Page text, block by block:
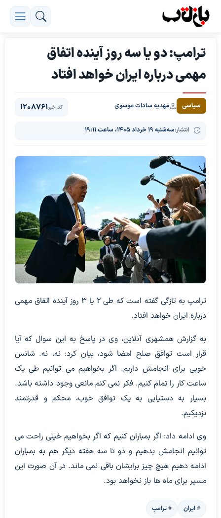
ترامپ: دو یا سه روز آینده اتفاق
مهمی درباره ایران خواهد افتاد
سیاسی مهدیه سادات موسوی
انتشار:سه‌شنبه ۱۹ خرداد ۱۴۰۵، ساعت ۱۹:۱۱
کد خبر1208761
ترامپ به تازگی گفته است که طی ۲ یا ۳ روز آینده اتفاق مهمی
درباره ایران خواهد افتاد.
به گزارش همشهری آنلاین، وی در پاسخ به این سوال که آیا
قرار است توافق صلح امضا شود، بیان کرد: نه، نه. شانس
خوبی برای انجامش داریم. اگر بخواهیم می توانیم طی یک
ساعت کار را تمام کنیم. فکر نمی کنم مانعی وجود داشته باشد.
بسیار به دستیابی به یک توافق خوب، محکم و قدرتمند
نزدیکیم.
وی ادامه داد: اگر بمباران کنیم که اگر بخواهیم خیلی راحت می
توانیم انجامش بدهیم و دو تا سه هفته دیگر هم به بمباران
ادامه دهیم هیچ چیز برایشان باقی نمی ماند. در آن صورت این
مسیر برای ماه ها باز نخواهد بود.
ایران ترامپ